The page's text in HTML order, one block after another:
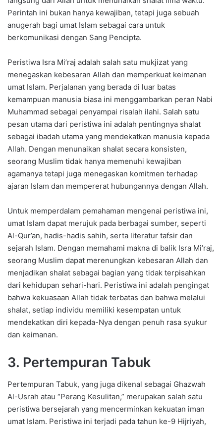
Perintah ini bukan hanya kewajiban, tetapi juga sebuah
anugerah bagi umat Islam sebagai cara untuk
berkomunikasi dengan Sang Pencipta.
Peristiwa Isra Mi’raj adalah salah satu mukjizat yang
menegaskan kebesaran Allah dan memperkuat keimanan
umat Islam. Perjalanan yang berada di luar batas
kemampuan manusia biasa ini menggambarkan peran Nabi
Muhammad sebagai penyampai risalah ilahi. Salah satu
pesan utama dari peristiwa ini adalah pentingnya shalat
sebagai ibadah utama yang mendekatkan manusia kepada
Allah. Dengan menunaikan shalat secara konsisten,
seorang Muslim tidak hanya memenuhi kewajiban
agamanya tetapi juga menegaskan komitmen terhadap
ajaran Islam dan mempererat hubungannya dengan Allah.
Untuk memperdalam pemahaman mengenai peristiwa ini,
umat Islam dapat merujuk pada berbagai sumber, seperti
Al-Qur’an, hadis-hadis sahih, serta literatur tafsir dan
sejarah Islam. Dengan memahami makna di balik Isra Mi’raj,
seorang Muslim dapat merenungkan kebesaran Allah dan
menjadikan shalat sebagai bagian yang tidak terpisahkan
dari kehidupan sehari-hari. Peristiwa ini adalah pengingat
bahwa kekuasaan Allah tidak terbatas dan bahwa melalui
shalat, setiap individu memiliki kesempatan untuk
mendekatkan diri kepada-Nya dengan penuh rasa syukur
dan keimanan.
3. Pertempuran Tabuk
Pertempuran Tabuk, yang juga dikenal sebagai Ghazwah
Al-Usrah atau “Perang Kesulitan,” merupakan salah satu
peristiwa bersejarah yang mencerminkan kekuatan iman
umat Islam. Peristiwa ini terjadi pada tahun ke-9 Hijriyah,